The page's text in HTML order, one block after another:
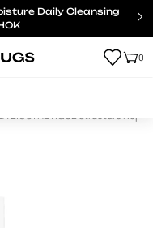
Daily Cleansing
0
BIOSTHETIQUE Structure